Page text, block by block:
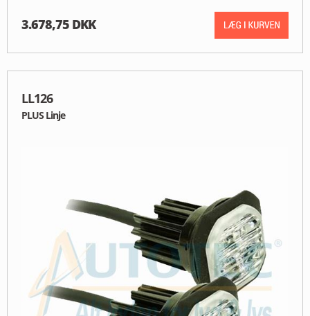
3.678,75 DKK
LL126
PLUS Linje